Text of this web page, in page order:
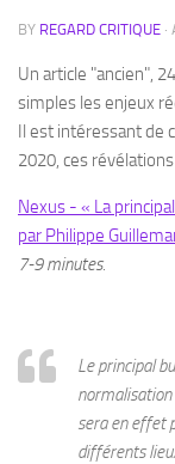
BY REGARD CRITIQUE ·
Un article "ancien",
simples les enjeux
Il est intéressant de
2020, ces
Nexus - « La
par Philippe
7-9 minutes.
Le principal
normalisation
sera en effet
différents